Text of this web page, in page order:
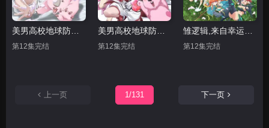
美男高校地球防卫部LOVE 第二季
第12集完结
美男高校地球防卫部LOVE
第12集完结
雏逻辑,来自幸运逻辑
第12集完结
上一页 1/131 下一页